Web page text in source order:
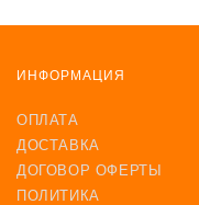
ИНФОРМАЦИЯ
ОПЛАТА
ДОСТАВКА
ДОГОВОР ОФЕРТЫ
ПОЛИТИКА